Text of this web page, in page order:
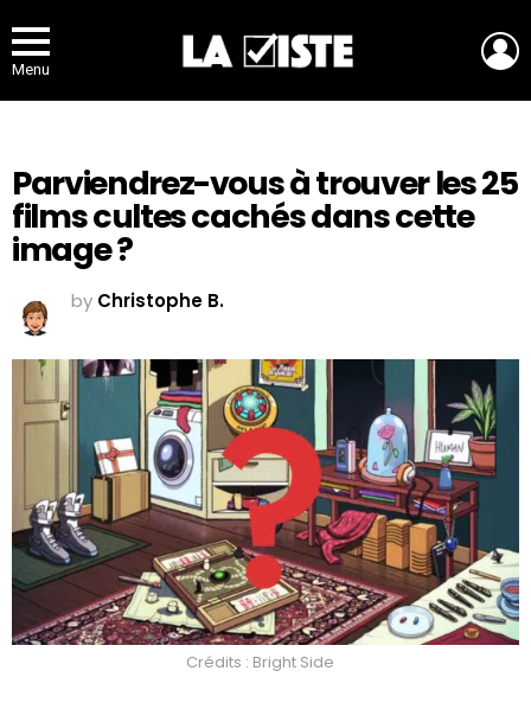
Menu
Parviendrez-vous à trouver les 25
films cultes cachés dans cette
image ?
by Christophe B.
Crédits : Bright Side